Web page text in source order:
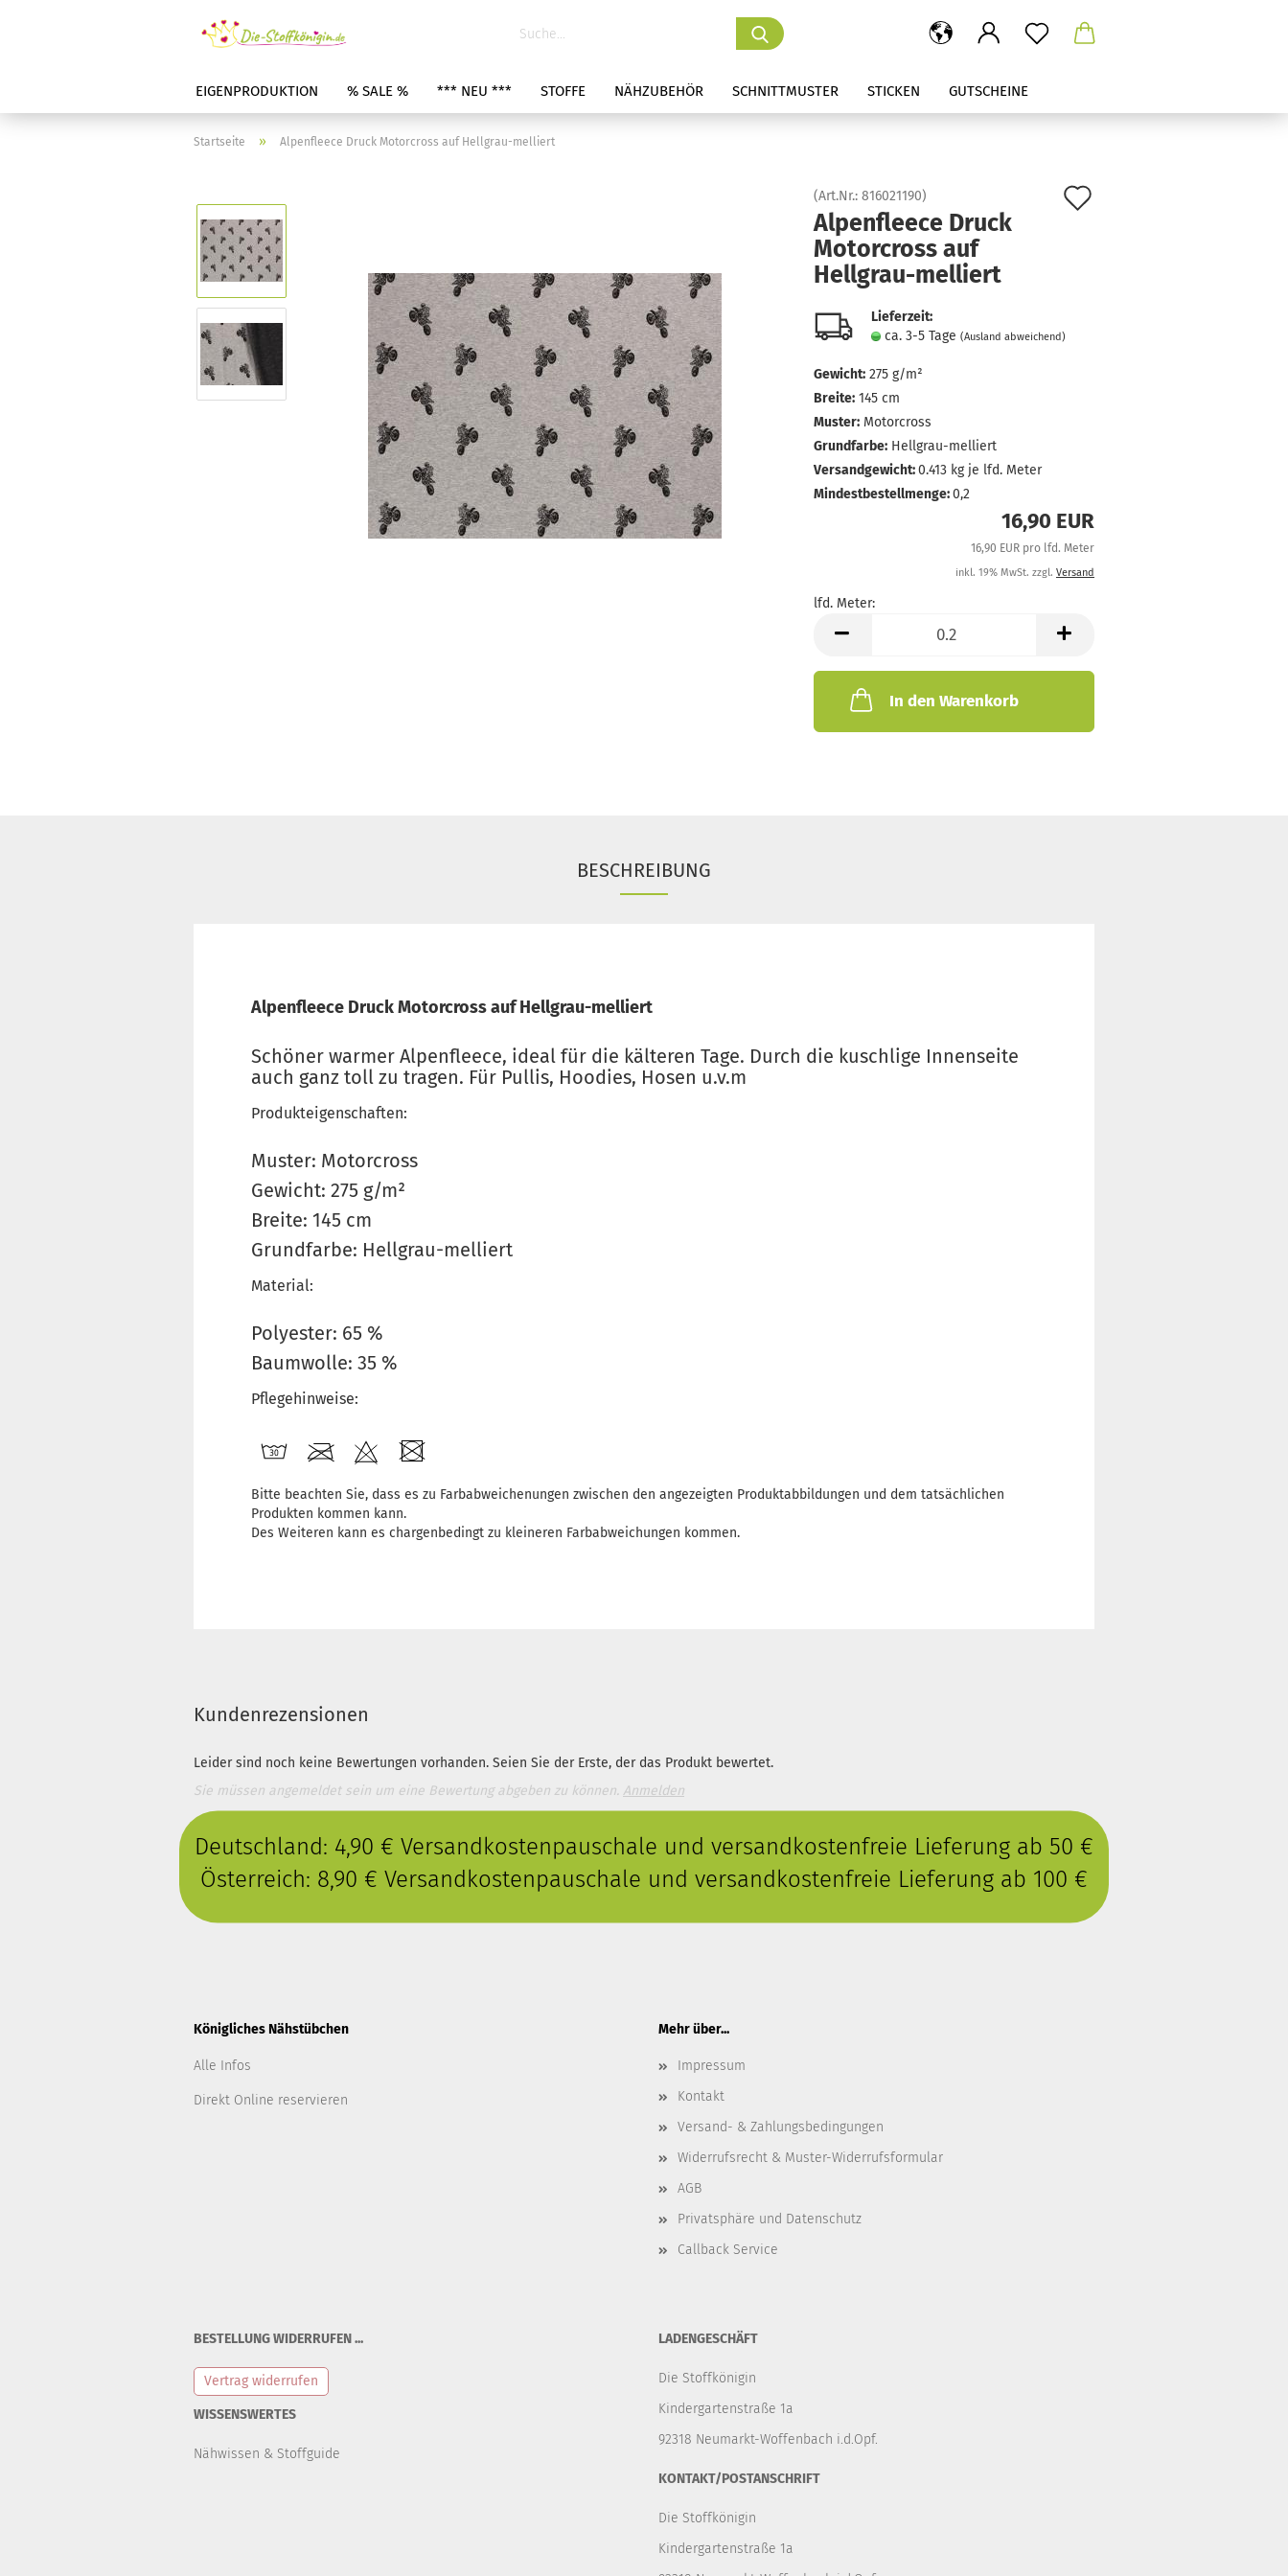
EIGENPRODUKTION % SALE % *** NEU *** STOFFE NÄHZUBEHÖR SCHNITTMUSTER STICKEN GUTSCHEINE
Startseite » Alpenfleece Druck Motorcross auf Hellgrau-melliert
(Art.Nr.: 816021190)
Alpenfleece Druck
Motorcross auf
Hellgrau-melliert
Lieferzeit:
ca. 3-5 Tage (Ausland abweichend)
Gewicht: 275 g/m²
Breite: 145 cm
Muster: Motorcross
Grundfarbe: Hellgrau-melliert
Versandgewicht:0.413kg je lfd. Meter
Mindestbestellmenge:0,2
16,90 EUR
16,90 EUR pro lfd. Meter
inkl. 19% MwSt. zzgl. Versand
lfd. Meter:
In den Warenkorb
BESCHREIBUNG
Alpenfleece Druck Motorcross auf Hellgrau-melliert
Schöner warmer Alpenfleece, ideal für die kälteren Tage. Durch die kuschlige Innenseite
auch ganz toll zu tragen. Für Pullis, Hoodies, Hosen u.v.m
Produkteigenschaften:
Muster: Motorcross
Gewicht: 275 g/m²
Breite: 145 cm
Grundfarbe: Hellgrau-melliert
Material:
Polyester: 65 %
Baumwolle: 35 %
Pflegehinweise:
Bitte beachten Sie, dass es zu Farbabweichenungen zwischen den angezeigten Produktabbildungen und dem tatsächlichen
Produkten kommen kann.
Des Weiteren kann es chargenbedingt zu kleineren Farbabweichungen kommen.
Kundenrezensionen
Leider sind noch keine Bewertungen vorhanden. Seien Sie der Erste, der das Produkt bewertet.
Sie müssen angemeldet sein um eine Bewertung abgeben zu können. Anmelden
Deutschland: 4,90 € Versandkostenpauschale und versandkostenfreie Lieferung ab 50 €
Österreich: 8,90 € Versandkostenpauschale und versandkostenfreie Lieferung ab 100 €
Königliches Nähstübchen
Alle Infos
Direkt Online reservieren
Mehr über...
Impressum
Kontakt
Versand- & Zahlungsbedingungen
Widerrufsrecht & Muster-Widerrufsformular
AGB
Privatsphäre und Datenschutz
Callback Service
BESTELLUNG WIDERRUFEN ...
Vertrag widerrufen
WISSENSWERTES
Nähwissen & Stoffguide
LADENGESCHÄFT
Die Stoffkönigin
Kindergartenstraße 1a
92318 Neumarkt-Woffenbach i.d.Opf.
KONTAKT/POSTANSCHRIFT
Die Stoffkönigin
Kindergartenstraße 1a